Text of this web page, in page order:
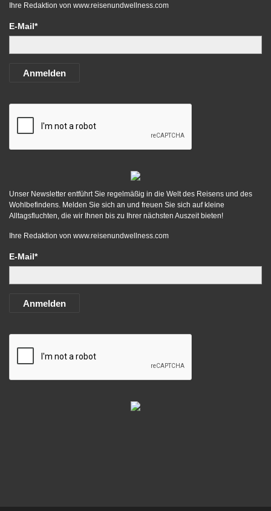
Ihre Redaktion von www.reisenundwellness.com
E-Mail*
Anmelden
Unser Newsletter entführt Sie regelmäßig in die Welt des Reisens und des
Wohlbefindens. Melden Sie sich an und freuen Sie sich auf kleine
Alltagsfluchten, die wir Ihnen bis zu Ihrer nächsten Auszeit bieten!
Ihre Redaktion von www.reisenundwellness.com
E-Mail*
Anmelden